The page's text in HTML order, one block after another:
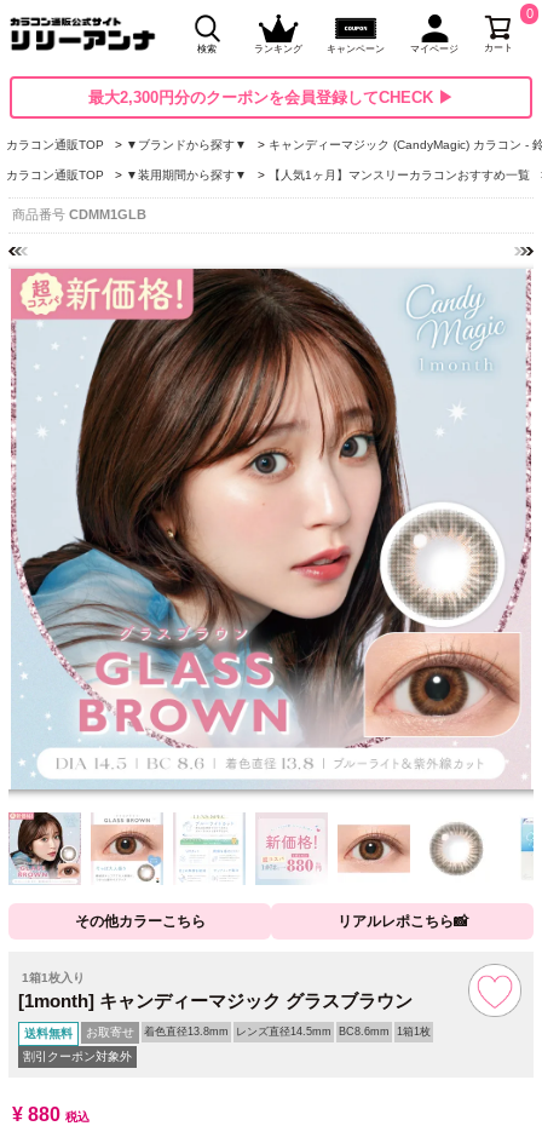
検索 ランキング キャンペーン マイページ カート
0
最大2,300円分のクーポンを会員登録してCHECK ▶
カラコン通販TOP ▼ブランドから探す▼ キャンディーマジック (CandyMagic) カラコン -
カラコン通販TOP ▼装用期間から探す▼ 【人気1ヶ月】マンスリーカラコンおすすめ一覧
商品番号 CDMM1GLB
その他カラーこちら リアルレポこちら📸
1箱1枚入り
[1month] キャンディーマジック グラスブラウン
送料無料 お取寄せ 着色直径13.8mm レンズ直径14.5mm BC8.6mm 1箱1枚
割引クーポン対象外
¥ 880 税込